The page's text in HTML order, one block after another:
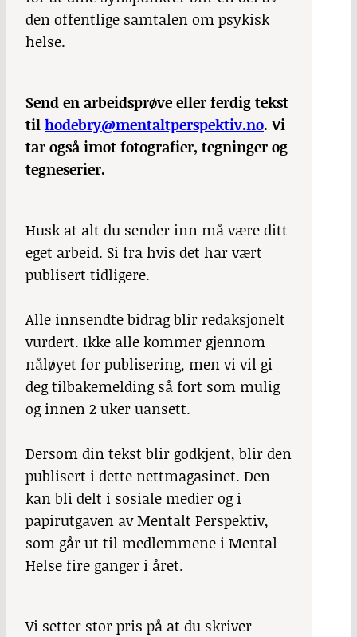
den offentlige samtalen om psykisk
helse.
Send en arbeidsprøve eller ferdig tekst
tilhodebry@mentaltperspektiv.no. Vi
tar også imot fotografier, tegninger og
tegneserier.
Husk at alt du sender inn må være ditt
eget arbeid. Si fra hvis det har vært
publisert tidligere.
Alle innsendte bidrag blir redaksjonelt
vurdert. Ikke alle kommer gjennom
nåløyet for publisering, men vi vil gi
deg tilbakemelding så fort som mulig
og innen 2 uker uansett.
Dersom din tekst blir godkjent, blir den
publisert i dette nettmagasinet. Den
kan bli delt i sosiale medier og i
papirutgaven av Mentalt Perspektiv,
som går ut til medlemmene i Mental
Helse fire ganger i året.
Vi setter stor pris på at du skriver